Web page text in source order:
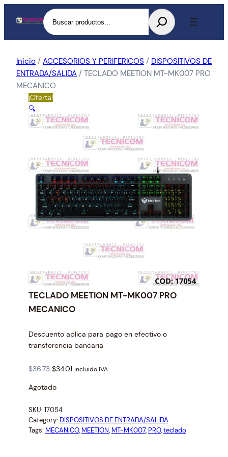
Buscar
Inicio / ACCESORIOS Y PERIFERICOS / DISPOSITIVOS DE
ENTRADA/SALIDA / TECLADO MEETION MT-MK007 PRO
MECANICO
¡Oferta!
🔍
TECLADO MEETION MT-MK007 PRO
MECANICO
Descuento aplica para pago en efectivo o
transferencia bancaria
$36.73 O
i
i
n
a
$34.01C
n
t
incluido IVA
Agotado
SKU: 17054
Category: DISPOSITIVOS DE ENTRADA/SALIDA
Tags: MECANICO, MEETION, MT-MK007, PRO, teclado